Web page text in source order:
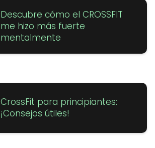
Descubre cómo el CROSSFIT
me hizo más fuerte
mentalmente
CrossFit para principiantes:
¡Consejos útiles!